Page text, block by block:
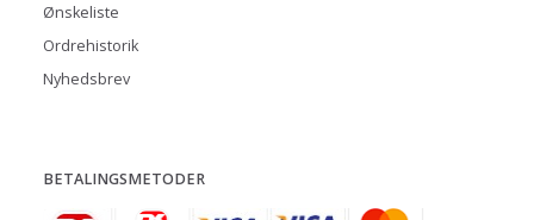
Ønskeliste
Ordrehistorik
Nyhedsbrev
BETALINGSMETODER